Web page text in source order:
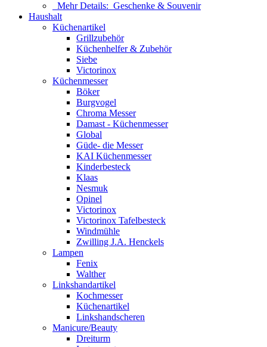
Mehr Details: Geschenke & Souvenir
Haushalt
Küchenartikel
Grillzubehör
Küchenhelfer & Zubehör
Siebe
Victorinox
Küchenmesser
Böker
Burgvogel
Chroma Messer
Damast - Küchenmesser
Global
Güde- die Messer
KAI Küchenmesser
Kinderbesteck
Klaas
Nesmuk
Opinel
Victorinox
Victorinox Tafelbesteck
Windmühle
Zwilling J.A. Henckels
Lampen
Fenix
Walther
Linkshandartikel
Kochmesser
Küchenartikel
Linkshandscheren
Manicure/Beauty
Dreiturm